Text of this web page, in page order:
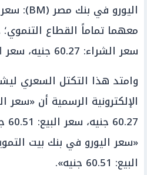
سعر الشراء: 60.27 جنيه، سعر البيع: 60.51 جنيه».
وامتد هذا التكتل السعري
البيع: 60.51 جنيه».